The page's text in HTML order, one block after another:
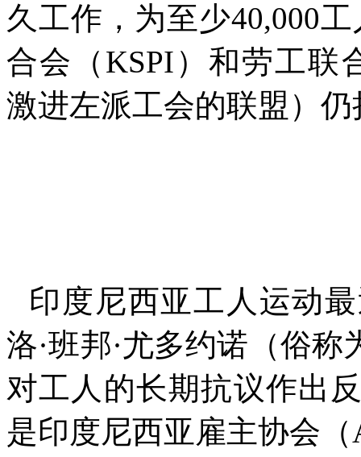
久工作，为至少40,000工
合会（ KSPI ）和劳工联
激进左派工会的联盟）
印度尼西亚工人运动
洛·班邦·尤多约诺（俗称
对工人的长期抗议作出
是印度尼西亚雇主协会（